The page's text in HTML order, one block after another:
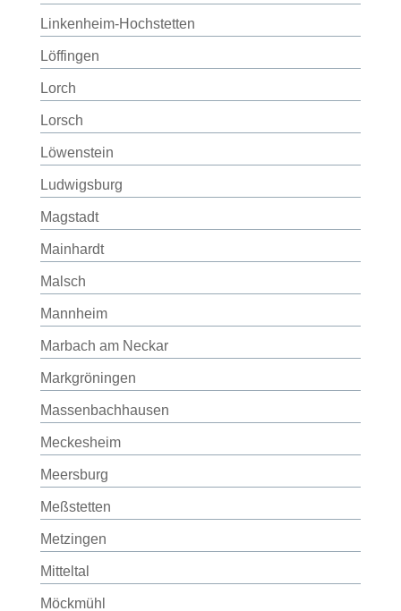
Linkenheim-Hochstetten
Löffingen
Lorch
Lorsch
Löwenstein
Ludwigsburg
Magstadt
Mainhardt
Malsch
Mannheim
Marbach am Neckar
Markgröningen
Massenbachhausen
Meckesheim
Meersburg
Meßstetten
Metzingen
Mitteltal
Möckmühl